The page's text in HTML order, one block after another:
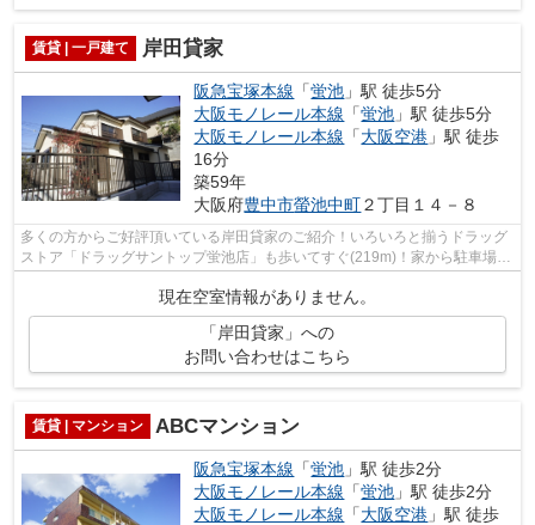
賃貸 | 一戸建て 岸田貸家
阪急宝塚本線 「蛍池 」駅 徒歩5分
大阪モノレール本線 「蛍池 」駅 徒歩5分
大阪モノレール本線 「大阪空港 」駅 徒歩
16分
築59年
大阪府豊中市螢池中町２丁目１４－８
多くの方からご好評頂いている岸田貸家のご紹介！いろいろと揃うドラッグ
ストア「ドラッグサントップ蛍池店」も歩いてすぐ(219m)！家から駐車場ま
現在空室情報がありません。
「岸田貸家」への
お問い合わせはこちら
賃貸 | マンション ABCマンション
阪急宝塚本線 「蛍池 」駅 徒歩2分
大阪モノレール本線 「蛍池 」駅 徒歩2分
大阪モノレール本線 「大阪空港 」駅 徒歩